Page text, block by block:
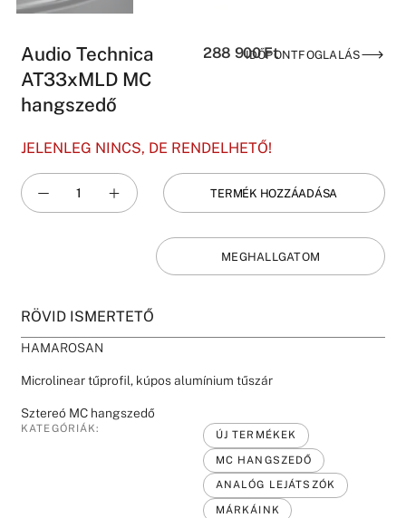
IDŐPONTFOGLALÁS
Audio Technica
AT33xMLD MC
hangszedő
288 900Ft
JELENLEG NINCS, DE RENDELHETŐ!
TERMÉK HOZZÁADÁSA
MEGHALLGATOM
RÖVID ISMERTETŐ
HAMAROSAN
Microlinear tűprofil, kúpos alumínium tűszár
Sztereó MC hangszedő
KATEGÓRIÁK:
ÚJ TERMÉKEK
MC HANGSZEDŐ
ANALÓG LEJÁTSZÓK
MÁRKÁINK